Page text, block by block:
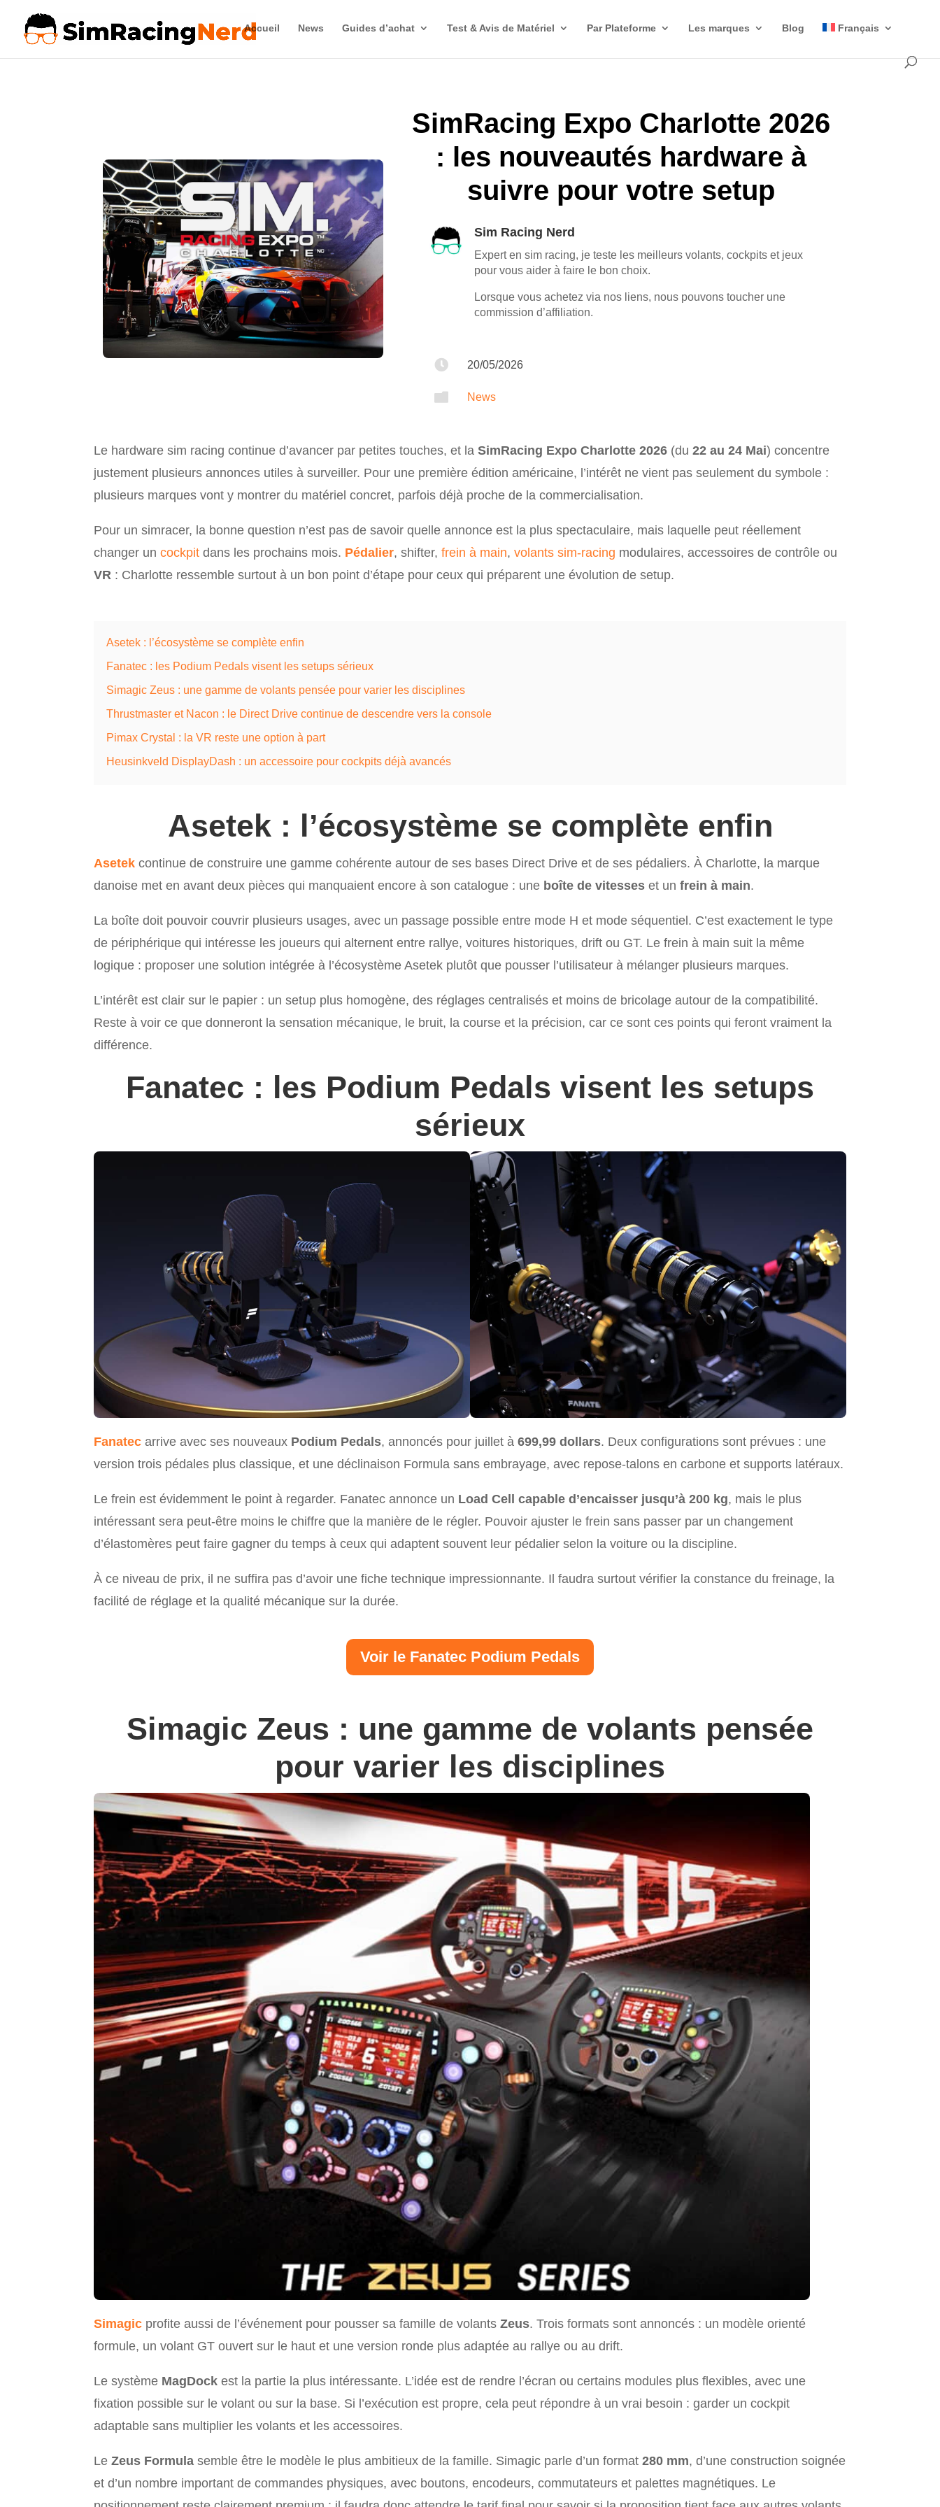
Accueil News Guides d’achat Test & Avis de Matériel Par Plateforme Les marques Blog Français
SimRacing Expo Charlotte 2026
: les nouveautés hardware à
suivre pour votre setup
Sim Racing Nerd
Expert en sim racing, je teste les meilleurs volants, cockpits et jeux
pour vous aider à faire le bon choix.
Lorsque vous achetez via nos liens, nous pouvons toucher une
commission d’affiliation.
 20/05/2026
 News
Le hardware sim racing continue d’avancer par petites touches, et laSimRacing Expo Charlotte 2026 (du22 au 24 Mai) concentre
justement plusieurs annonces utiles à surveiller. Pour une première édition américaine, l’intérêt ne vient pas seulement du symbole :
plusieurs marques vont y montrer du matériel concret, parfois déjà proche de la commercialisation.
Pour un simracer, la bonne question n’est pas de savoir quelle annonce est la plus spectaculaire, mais laquelle peut réellement
changer uncockpit dans les prochains mois. Pédalier, shifter,frein à main,volants sim-racing modulaires, accessoires de contrôle ou
VR : Charlotte ressemble surtout à un bon point d’étape pour ceux qui préparent une évolution de setup.
Asetek : l’écosystème se complète enfin
Fanatec : les Podium Pedals visent les setups sérieux
Simagic Zeus : une gamme de volants pensée pour varier les disciplines
Thrustmaster et Nacon : le Direct Drive continue de descendre vers la console
Pimax Crystal : la VR reste une option à part
Heusinkveld DisplayDash : un accessoire pour cockpits déjà avancés
Asetek : l’écosystème se complète enfin
Asetek continue de construire une gamme cohérente autour de ses bases Direct Drive et de ses pédaliers. À Charlotte, la marque
danoise met en avant deux pièces qui manquaient encore à son catalogue : une boîte de vitesses et unfrein à main.
La boîte doit pouvoir couvrir plusieurs usages, avec un passage possible entre mode H et mode séquentiel. C’est exactement le type
de périphérique qui intéresse les joueurs qui alternent entre rallye, voitures historiques, drift ou GT. Le frein à main suit la même
logique : proposer une solution intégrée à l’écosystème Asetek plutôt que pousser l’utilisateur à mélanger plusieurs marques.
L’intérêt est clair sur le papier : un setup plus homogène, des réglages centralisés et moins de bricolage autour de la compatibilité.
Reste à voir ce que donneront la sensation mécanique, le bruit, la course et la précision, car ce sont ces points qui feront vraiment la
différence.
Fanatec : les Podium Pedals visent les setups
sérieux
Fanatec arrive avec ses nouveaux Podium Pedals, annoncés pour juillet à699,99 dollars. Deux configurations sont prévues : une
version trois pédales plus classique, et une déclinaison Formula sans embrayage, avec repose-talons en carbone et supports latéraux.
Le frein est évidemment le point à regarder. Fanatec annonce un Load Cell capable d’encaisser jusqu’à 200 kg, mais le plus
intéressant sera peut-être moins le chiffre que la manière de le régler. Pouvoir ajuster le frein sans passer par un changement
d’élastomères peut faire gagner du temps à ceux qui adaptent souvent leur pédalier selon la voiture ou la discipline.
À ce niveau de prix, il ne suffira pas d’avoir une fiche technique impressionnante. Il faudra surtout vérifier la constance du freinage, la
facilité de réglage et la qualité mécanique sur la durée.
Voir le Fanatec Podium Pedals
Simagic Zeus : une gamme de volants pensée
pour varier les disciplines
Simagic profite aussi de l’événement pour pousser sa famille de volantsZeus. Trois formats sont annoncés : un modèle orienté
formule, un volant GT ouvert sur le haut et une version ronde plus adaptée au rallye ou au drift.
Le système MagDock est la partie la plus intéressante. L’idée est de rendre l’écran ou certains modules plus flexibles, avec une
fixation possible sur le volant ou sur la base. Si l’exécution est propre, cela peut répondre à un vrai besoin : garder un cockpit
adaptable sans multiplier les volants et les accessoires.
LeZeus Formula semble être le modèle le plus ambitieux de la famille. Simagic parle d’un format280 mm, d’une construction soignée
et d’un nombre important de commandes physiques, avec boutons, encodeurs, commutateurs et palettes magnétiques. Le